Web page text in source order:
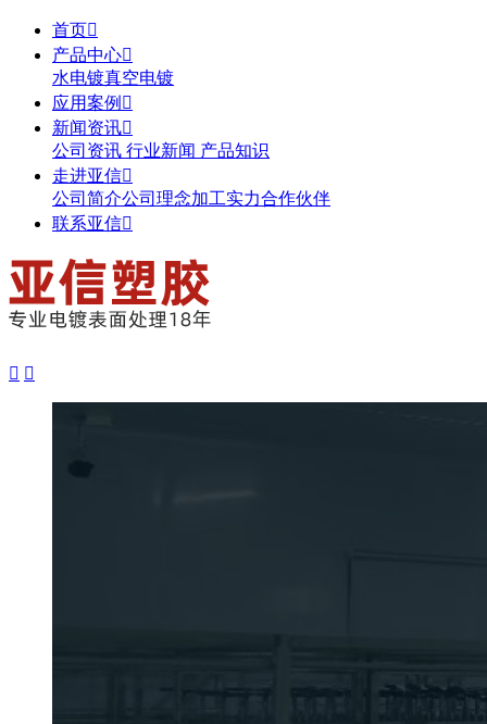
首页
产品中心
水电镀真空电镀
应用案例 
新闻资讯
公司资讯 行业新闻 产品知识
走进亚信
公司简介公司理念加工实力合作伙伴
联系亚信
 